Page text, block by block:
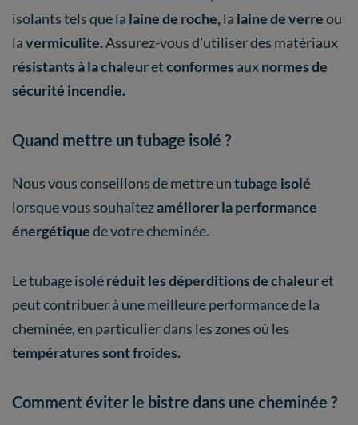
isolants tels que la laine de roche, la laine de verreou
lavermiculite.Assurez-vous d'utiliser des matériaux
résistants à la chaleuretconformes auxnormes de
sécurité incendie.
Quand mettre un tubage isolé ?
Nous vous conseillons de mettre untubage isolé
lorsque vous souhaitezaméliorer la performance
énergétiquede votre cheminée.
Le tubage isoléréduit les déperditions de chaleuret
peut contribuer à une meilleure performance de la
cheminée, en particulier dans les zones où les
températures sont froides.
Comment éviter le bistre dans une cheminée ?